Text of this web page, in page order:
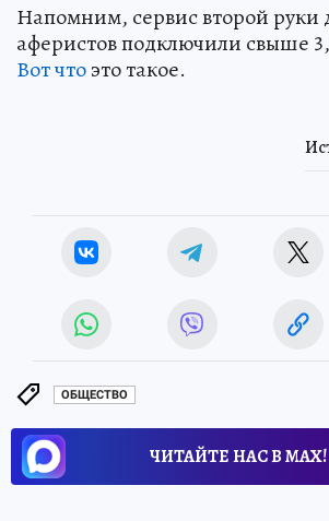
Напомним, сервис второй руки
аферистов подключили свыше
Вот чтоэто такое.
ОБЩЕСТВО
ЧИТАЙТЕ НАС В МАХ!